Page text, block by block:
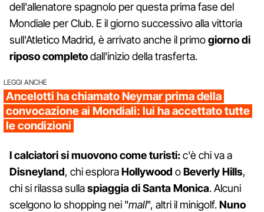
dell'allenatore spagnolo per questa prima fase del
Mondiale per Club. E il giorno successivo alla vittoria
sull'Atletico Madrid, è arrivato anche il primogiorno di
riposo completodall'inizio della trasferta.
LEGGI ANCHE
Ancelotti ha chiamato Neymar prima della
convocazione ai Mondiali: lui ha accettato tutte
le condizioni
I calciatori si muovono come turisti:c'è chi va a
Disneyland, chi esploraHollywood oBeverly Hills,
chi si rilassa sullaspiaggia di Santa Monica. Alcuni
scelgono lo shopping nei "mall", altri il minigolf.Nuno